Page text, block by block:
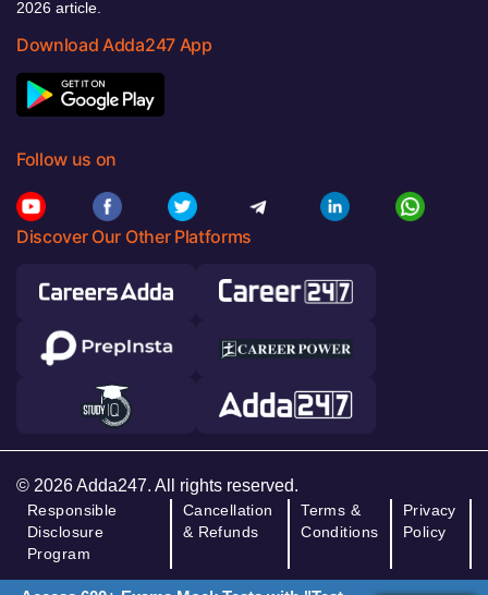
2026 article.
Download Adda247 App
Follow us on
Discover Our Other Platforms
© 2026 Adda247. All rights reserved.
Responsible
Disclosure
Program
Cancellation
& Refunds
Terms &
Conditions
Privacy
Policy